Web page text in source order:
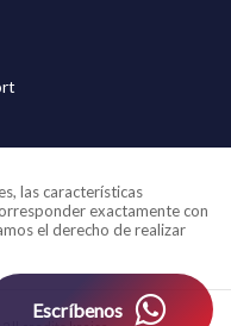
las características
exactamente con
el derecho de realizar
Escríbenos